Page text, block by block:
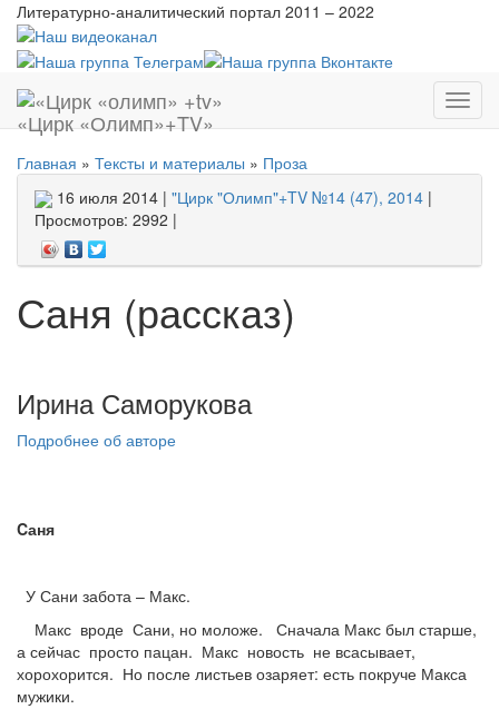
Литературно-аналитический портал 2011 – 2022
меню
«Цирк «Олимп»+TV»
Главная » Тексты и материалы » Проза
16 июля 2014 | "Цирк "Олимп"+TV №14 (47), 2014 |
Просмотров: 2992 |
Саня (рассказ)
Ирина Саморукова
Подробнее об авторе
Cаня
У Сани забота – Макс.
Макс вроде Сани, но моложе. Сначала Макс был старше,
а сейчас просто пацан. Макс новость не всасывает,
хорохорится. Но после листьев озаряет: есть покруче Макса
мужики.